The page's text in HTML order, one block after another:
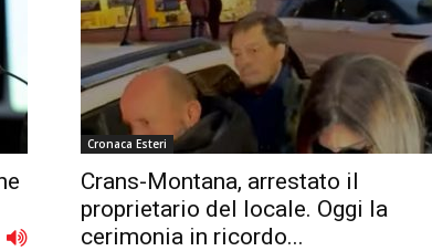
Cronaca Esteri
Crans-Montana, arrestato il
proprietario del locale. Oggi la
cerimonia in ricordo...